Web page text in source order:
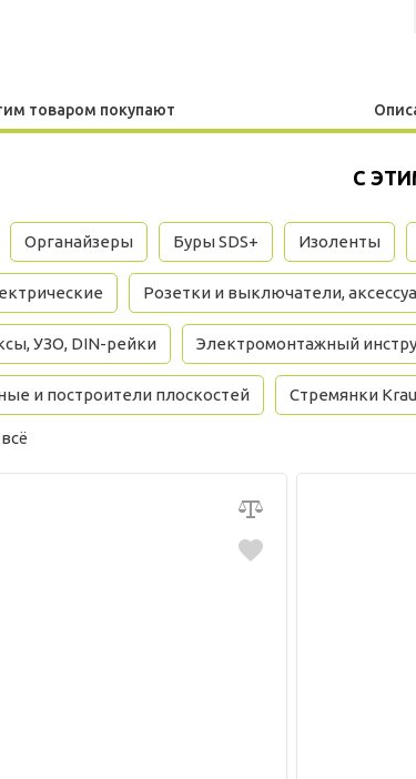
товаром покупают
С
Органайзеры Буры SDS+ Изоленты
Розетки и выключатели,
УЗО, DIN-рейки Электромонтажный
и построители плоскостей Стремянки